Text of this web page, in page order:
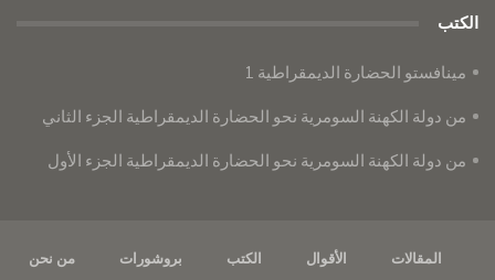
الكتب
مينافستو الحضارة الديمقراطية 1
من دولة الكهنة السومرية نحو الحضارة الديمقراطية الجزء الثاني
من دولة الكهنة السومرية نحو الحضارة الديمقراطية الجزء الأول
المقالات الأقوال الكتب بروشورات من نحن